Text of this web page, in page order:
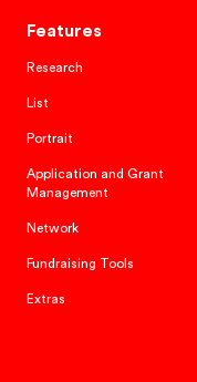
Features
Research
List
Portrait
Application and Grant
Management
Network
Fundraising Tools
Extras